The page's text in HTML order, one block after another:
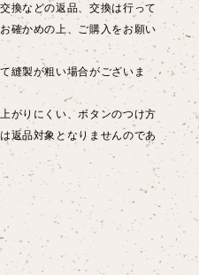
換などの返品、交換は行って
確かめの上、ご購入をお願い
縫製が粗い場合がございま
がりにくい、ボタンのつけ方
返品対象となりませんのであ